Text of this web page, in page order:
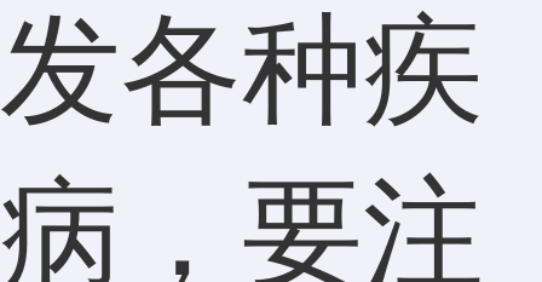
发各种疾
病，要注